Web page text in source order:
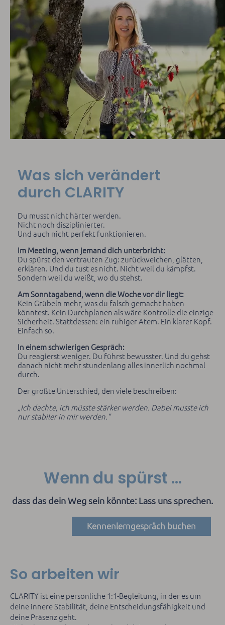
Was sich verändert
durch CLARITY
Du musst nicht härter werden.
Nicht noch disziplinierter.
Und auch nicht perfekt funktionieren.
Im Meeting, wenn jemand dich unterbricht:
Du spürst den vertrauten Zug: zurückweichen, glätten,
erklären. Und du tust es nicht. Nicht weil du kämpfst.
Sondern weil du weißt, wo du stehst.
Am Sonntagabend, wenn die Woche vor dir liegt:
Kein Grübeln mehr, was du falsch gemacht haben
könntest. Kein Durchplanen als wäre Kontrolle die einzige
Sicherheit. Stattdessen: ein ruhiger Atem. Ein klarer Kopf.
Einfach so.
In einem schwierigen Gespräch:
Du reagierst weniger. Du führst bewusster. Und du gehst
danach nicht mehr stundenlang alles innerlich nochmal
durch.
Der größte Unterschied, den viele beschreiben:
„Ich dachte, ich müsste stärker werden. Dabei musste ich
nur stabiler in mir werden."
Wenn du spürst ...
dass das dein Weg sein könnte: Lass uns sprechen.
Kennenlerngespräch buchen
So arbeiten wir
CLARITY ist eine persönliche 1:1-Begleitung, in der es um
deine innere Stabilität, deine Entscheidungsfähigkeit und
deine Präsenz geht.